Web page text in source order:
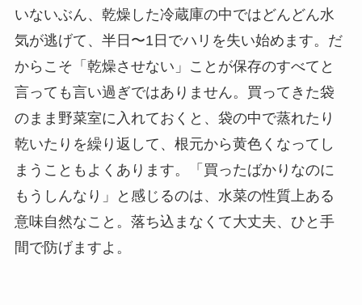
いないぶん、乾燥した冷蔵庫の中ではどんどん水
気が逃げて、半日〜1日でハリを失い始めます。だ
からこそ「乾燥させない」ことが保存のすべてと
言っても言い過ぎではありません。買ってきた袋
のまま野菜室に入れておくと、袋の中で蒸れたり
乾いたりを繰り返して、根元から黄色くなってし
まうこともよくあります。「買ったばかりなのに
もうしんなり」と感じるのは、水菜の性質上ある
意味自然なこと。落ち込まなくて大丈夫、ひと手
間で防げますよ。